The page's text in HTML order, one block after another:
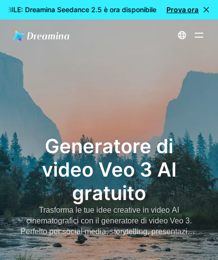
Dreamina Seedance 2.5 è ora disponibile 🎉 Nuovo
Prova ora
Home Generatore di video Veo 3 AI gratuito
Generatore di
video Veo 3 AI
gratuito
Trasforma le tue idee creative in video AI
cinematografici con il generatore di video Veo 3.
Perfetto per social media, storytelling, presentazioni
e altro ancora. Accedi a Veo 3 gratuitamente su
Dreamina oggi e inizia a produrre incredibili video